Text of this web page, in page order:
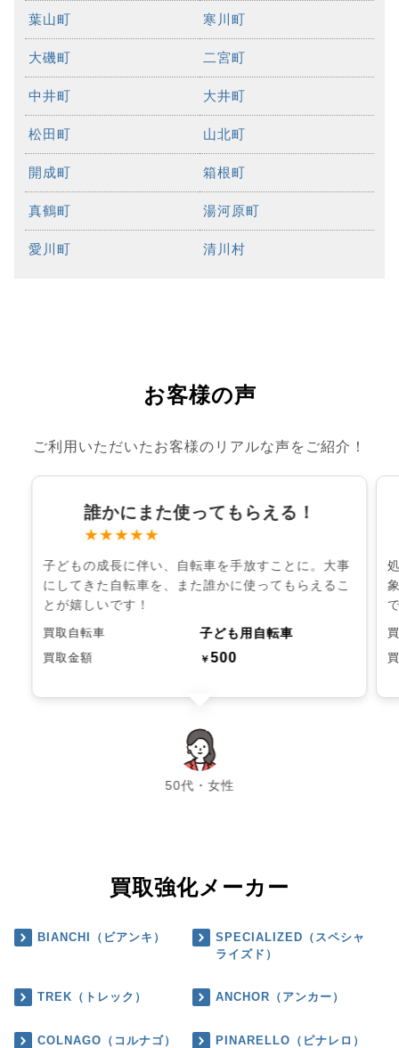
葉山町 寒川町
大磯町 二宮町
中井町 大井町
松田町 山北町
開成町 箱根町
真鶴町 湯河原町
愛川町 清川村
お客様の声
ご利用いただいたお客様のリアルな声をご紹介！
誰かにまた使ってもらえる！
★★★★★
子どもの成長に伴い、自転車を手放すことに。大事
にしてきた自転車を、また誰かに使ってもらえるこ
とが嬉しいです！
買取自転車 子ども用自転車
買取金額 ￥500
50代・女性
chevron_left chevron_right
買取強化メーカー
BIANCHI（ビアンキ）
SPECIALIZED（スペシャ
ライズド）
TREK（トレック） ANCHOR（アンカー）
COLNAGO（コルナゴ） PINARELLO（ピナレロ）